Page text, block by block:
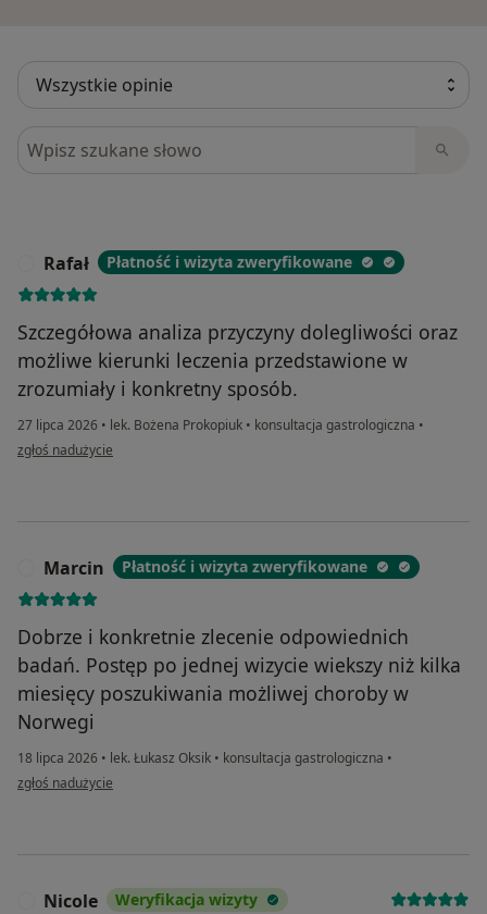
Szukaj w opiniach
Rafał Płatność i wizyta zweryfikowane
Szczegółowa analiza przyczyny dolegliwości oraz
możliwe kierunki leczenia przedstawione w
zrozumiały i konkretny sposób.
27 lipca 2026 • lek. Bożena Prokopiuk • konsultacja gastrologiczna •
w opinii użytkownika Rafał
zgłoś nadużycie
Marcin Płatność i wizyta zweryfikowane
Dobrze i konkretnie zlecenie odpowiednich
badań. Postęp po jednej wizycie wiekszy niż kilka
miesięcy poszukiwania możliwej choroby w
Norwegi
18 lipca 2026 • lek. Łukasz Oksik • konsultacja gastrologiczna •
w opinii użytkownika Marcin
zgłoś nadużycie
Nicole Weryfikacja wizyty